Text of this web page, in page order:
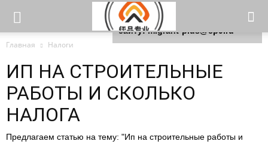
Главная Налоги
ИП НА СТРОИТЕЛЬНЫЕ
РАБОТЫ И СКОЛЬКО
НАЛОГА
Предлагаем статью на тему: "Ип на строительные работы и
Для любых предложений по
сайту: migrant-plus@cp9.ru